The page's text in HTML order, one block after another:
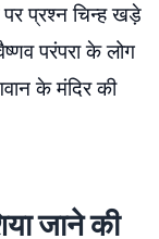
पर प्रश्न चिन्ह खड़े
परंपरा के लोग
के मंदिर की
जाने की